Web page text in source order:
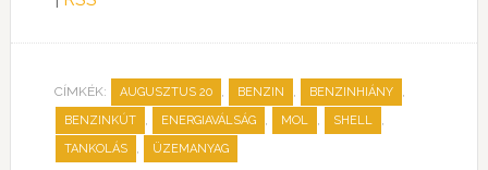
CÍMKÉK: AUGUSZTUS 20 , BENZIN , BENZINHIÁNY ,
BENZINKÚT , ENERGIAVÁLSÁG , MOL , SHELL ,
TANKOLÁS , ÜZEMANYAG